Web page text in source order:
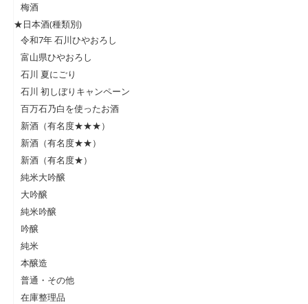
梅酒
★日本酒(種類別)
令和7年 石川ひやおろし
富山県ひやおろし
石川 夏にごり
石川 初しぼりキャンペーン
百万石乃白を使ったお酒
新酒（有名度★★★）
新酒（有名度★★）
新酒（有名度★）
純米大吟醸
大吟醸
純米吟醸
吟醸
純米
本醸造
普通・その他
在庫整理品